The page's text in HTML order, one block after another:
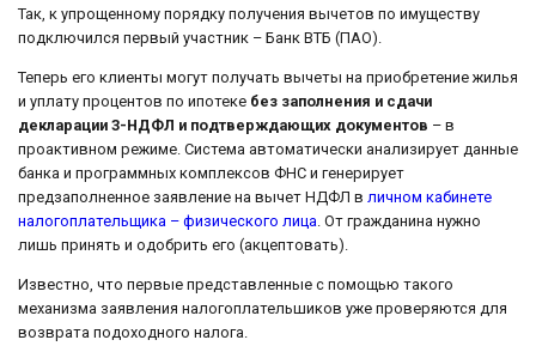
Так, к упрощенному порядку получения вычетов по имуществу
подключился первый участник – Банк ВТБ (ПАО).
Теперь его клиенты могут получать вычеты на приобретение жилья
и уплату процентов по ипотеке без заполнения и сдачи
декларации 3-НДФЛ и подтверждающих документов – в
проактивном режиме. Система автоматически анализирует данные
банка и программных комплексов ФНС и генерирует
предзаполненное заявление на вычет НДФЛ в личном кабинете
налогоплательщика – физического лица. От гражданина нужно
лишь принять и одобрить его (акцептовать).
Известно, что первые представленные с помощью такого
механизма заявления налогоплательшиков уже проверяются для
возврата подоходного налога.